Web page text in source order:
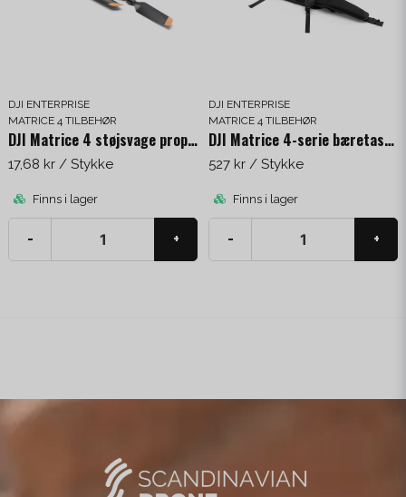
DJI ENTERPRISE
MATRICE 4 TILBEHØR
DJI Matrice 4 støjsvage propeller
17,68 kr / Stykke
Finns i lager
- +
DJI ENTERPRISE
MATRICE 4 TILBEHØR
DJI Matrice 4-serie bæretaske med rem
527 kr / Stykke
Finns i lager
- +